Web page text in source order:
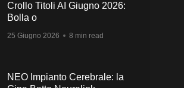
Crollo Titoli AI Giugno 2026:
Bolla o
25 Giugno 2026 8 min read
NEO Impianto Cerebrale: la